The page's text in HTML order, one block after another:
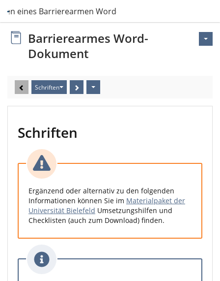
eines Barrierearmen Word-Dokuments
Barrierearmes Word-
Dokument
Schriften
Schriften
Ergänzend oder alternativ zu den folgenden
Informationen können Sie im Materialpaket der
Universität Bielefeld Umsetzungshilfen und
Checklisten (auch zum Download) finden.